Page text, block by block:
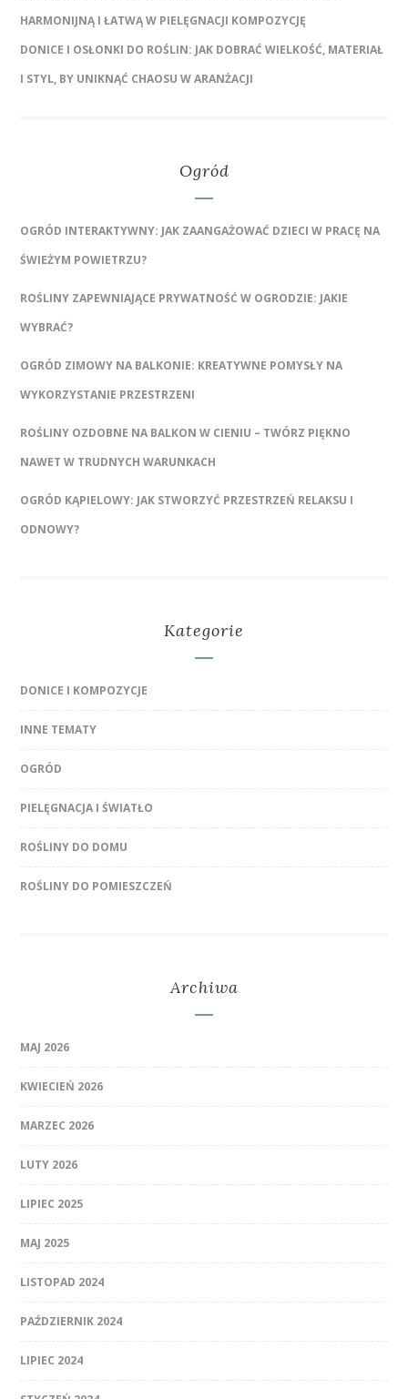
HARMONIJNĄ I ŁATWĄ W PIELĘGNACJI KOMPOZYCJĘ
DONICE I OSŁONKI DO ROŚLIN: JAK DOBRAĆ WIELKOŚĆ, MATERIAŁ
I STYL, BY UNIKNĄĆ CHAOSU W ARANŻACJI
Ogród
OGRÓD INTERAKTYWNY: JAK ZAANGAŻOWAĆ DZIECI W PRACĘ NA
ŚWIEŻYM POWIETRZU?
ROŚLINY ZAPEWNIAJĄCE PRYWATNOŚĆ W OGRODZIE: JAKIE
WYBRAĆ?
OGRÓD ZIMOWY NA BALKONIE: KREATYWNE POMYSŁY NA
WYKORZYSTANIE PRZESTRZENI
ROŚLINY OZDOBNE NA BALKON W CIENIU – TWÓRZ PIĘKNO
NAWET W TRUDNYCH WARUNKACH
OGRÓD KĄPIELOWY: JAK STWORZYĆ PRZESTRZEŃ RELAKSU I
ODNOWY?
Kategorie
DONICE I KOMPOZYCJE
INNE TEMATY
OGRÓD
PIELĘGNACJA I ŚWIATŁO
ROŚLINY DO DOMU
ROŚLINY DO POMIESZCZEŃ
Archiwa
MAJ 2026
KWIECIEŃ 2026
MARZEC 2026
LUTY 2026
LIPIEC 2025
MAJ 2025
LISTOPAD 2024
PAŹDZIERNIK 2024
LIPIEC 2024